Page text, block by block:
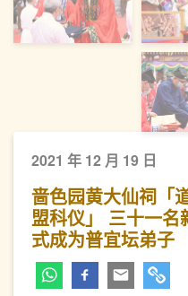
2021 年 12 月 19 日
啬色园黄大仙祠「
盟科仪」 三十一
式成为普宜坛弟子